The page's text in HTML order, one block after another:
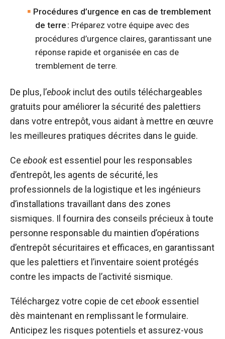
Procédures d’urgence en cas de tremblement
de terre : Préparez votre équipe avec des
procédures d’urgence claires, garantissant une
réponse rapide et organisée en cas de
tremblement de terre.
De plus, l’ebook inclut des outils téléchargeables
gratuits pour améliorer la sécurité des palettiers
dans votre entrepôt, vous aidant à mettre en œuvre
les meilleures pratiques décrites dans le guide.
Ce ebook est essentiel pour les responsables
d’entrepôt, les agents de sécurité, les
professionnels de la logistique et les ingénieurs
d’installations travaillant dans des zones
sismiques. Il fournira des conseils précieux à toute
personne responsable du maintien d’opérations
d’entrepôt sécuritaires et efficaces, en garantissant
que les palettiers et l’inventaire soient protégés
contre les impacts de l’activité sismique.
Téléchargez votre copie de cetebook essentiel
dès maintenant en remplissant le formulaire.
Anticipez les risques potentiels et assurez-vous